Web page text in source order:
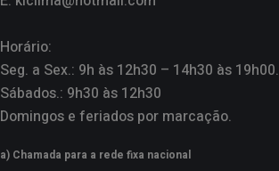
Horário:
Seg. a Sex.: 9h às 12h30 – 14h30 às 19h00.
Sábados.: 9h30 às 12h30
Domingos e feriados por marcação.
a) Chamada para a rede fixa nacional